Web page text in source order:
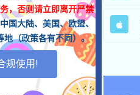
，否则请立即离开严禁
国大陆、美国、欧盟、
地（政策各有不同）。
规使用!